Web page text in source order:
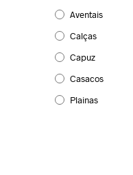
Aventais
Calças
Capuz
Casacos
Plainas